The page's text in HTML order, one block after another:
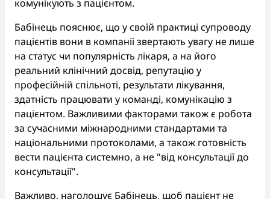
комунікують з пацієнтом.
Бабінець пояснює, що у своїй практиці супроводу
пацієнтів вони в компанії звертають увагу не лише
на статус чи популярність лікаря, а на його
реальний клінічний досвід, репутацію у
професійній спільноті, результати лікування,
здатність працювати у команді, комунікацію з
пацієнтом. Важливими факторами також є робота
за сучасними міжнародними стандартами та
національними протоколами, а також готовність
вести пацієнта системно, а не "від консультації до
консультації".
Важливо, наголошує Бабінець, щоб пацієнт не